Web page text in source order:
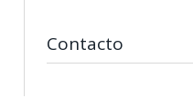
Contacto